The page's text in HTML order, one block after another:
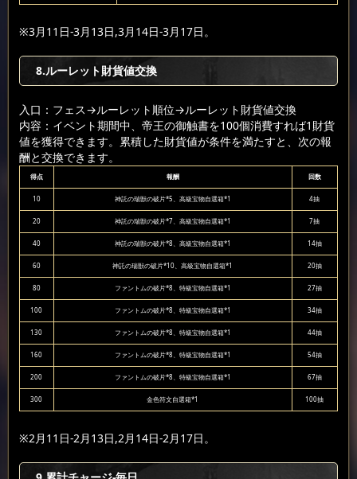
※3月11日-3月13日,3月14日-3月17日。
8.ルーレット財貨値交換
入口：フェス→ルーレット順位→ルーレット財貨値交換
内容：イベント期間中、帝王の御触書を100個消費すれば1財貨
値を獲得できます。累積した財貨値が条件を満たすと、次の報
酬と交換できます。
得点 報酬 回数
10 神託の瑞獣の破片*5、高級宝物自選箱*1 4抽
20 神託の瑞獣の破片*7、高級宝物自選箱*1 7抽
40 神託の瑞獣の破片*8、高級宝物自選箱*1 14抽
60 神託の瑞獣の破片*10、高級宝物自選箱*1 20抽
80 ファントムの破片*8、特級宝物自選箱*1 27抽
100 ファントムの破片*8、特級宝物自選箱*1 34抽
130 ファントムの破片*8、特級宝物自選箱*1 44抽
160 ファントムの破片*8、特級宝物自選箱*1 54抽
200 ファントムの破片*8、特級宝物自選箱*1 67抽
300 金色符文自選箱*1 100抽
※2月11日-2月13日,2月14日-2月17日。